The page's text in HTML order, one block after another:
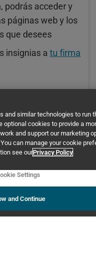
podrás acceder y
páginas web y los
que desees
insignias a tu firma
® Official Website
and similar technologies to run
cookies to provide a
and support our marketing
can manage your cookie
see ourPrivacy Policy
Settings
and Continue